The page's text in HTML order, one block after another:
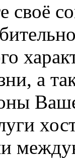
своё
а